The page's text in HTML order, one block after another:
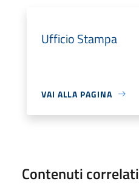
Ufficio Stampa
VAI ALLA PAGINA
Contenuti correlati